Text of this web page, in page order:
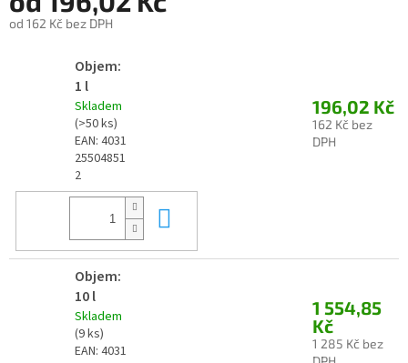
od 162 Kč bez DPH
Objem:
1 l
Skladem
(>50 ks)
EAN: 4031
25504851
2
196,02 Kč
162 Kč bez
DPH
Objem:
10 l
Skladem
(9 ks)
EAN: 4031
1 554,85
Kč
1 285 Kč bez